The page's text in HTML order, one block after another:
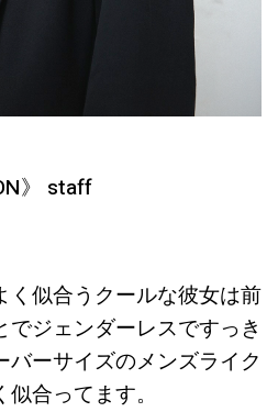
》 staff
く似合うクールな彼女は前
ジェンダーレスですっき
バーサイズのメンズライク
合ってます。